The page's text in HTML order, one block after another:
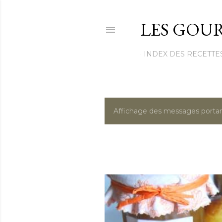
LES
INDEX DES
M
s
a
g
Affichage des messages